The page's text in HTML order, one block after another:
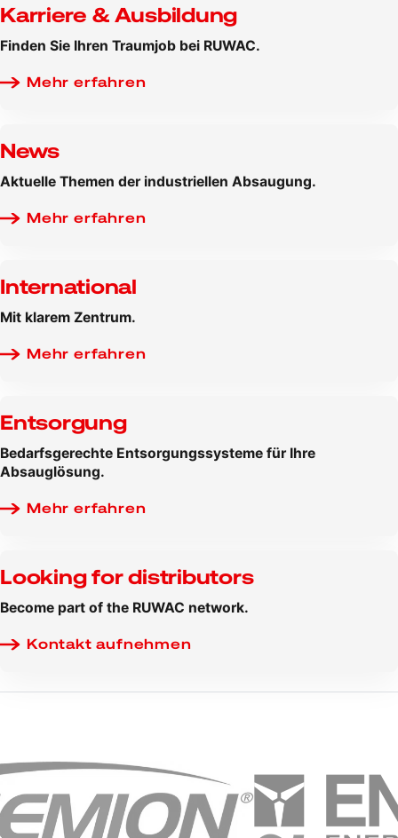
Karriere & Ausbildung
Finden Sie Ihren Traumjob bei RUWAC.
Mehr erfahren
News
Aktuelle Themen der industriellen Absaugung.
Mehr erfahren
International
Mit klarem Zentrum.
Mehr erfahren
Entsorgung
Bedarfsgerechte Entsorgungssysteme für Ihre
Absauglösung.
Mehr erfahren
Looking for distributors
Become part of the RUWAC network.
Kontakt aufnehmen